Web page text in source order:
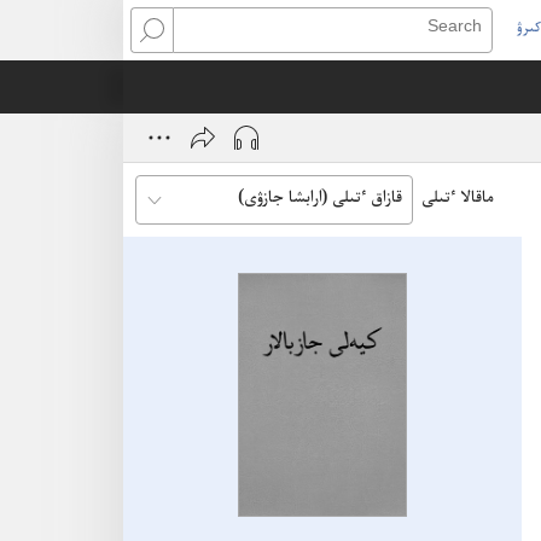
كىرۋ
(opens
Search
ماقالا ٴتىلى